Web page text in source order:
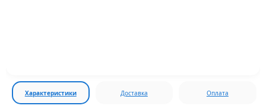
Характеристики Доставка Оплата